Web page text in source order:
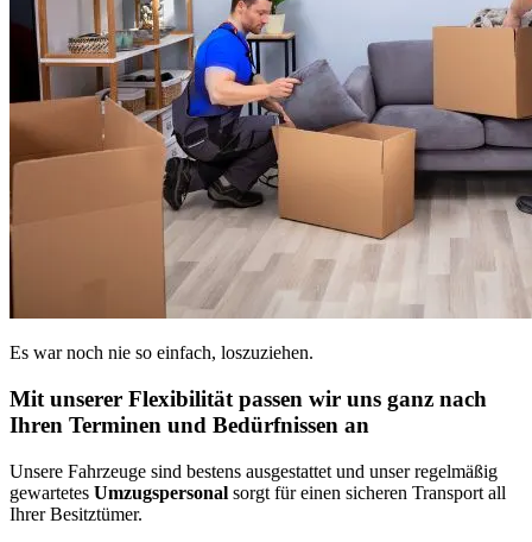
Es war noch nie so einfach, loszuziehen.
Mit unserer Flexibilität passen wir uns ganz nach
Ihren Terminen und Bedürfnissen an
Unsere Fahrzeuge sind bestens ausgestattet und unser regelmäßig
gewartetes Umzugspersonal sorgt für einen sicheren Transport all
Ihrer Besitztümer.